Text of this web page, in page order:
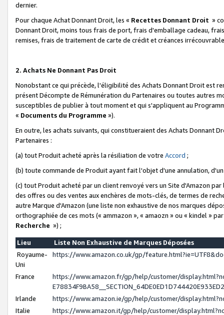
dernier.
Pour chaque Achat Donnant Droit, les « Recettes Donnant Droit »
Donnant Droit, moins tous frais de port, frais d'emballage cadeau,
remises, frais de traitement de carte de crédit et créances
2. Achats Ne Donnant Pas Droit
Nonobstant ce qui précède, l'éligibilité des Achats Donnant Droit est
présent Décompte de Rémunération du Partenaires ou toutes autres
susceptibles de publier à tout moment et qui s'appliquent au
« Documents du Programme »).
En outre, les achats suivants, qui constitueraient des Achats Donnant
Partenaires :
(a) tout Produit acheté après la résiliation de votre Accord ;
(b) toute commande de Produit ayant fait l'objet d'une annulation,
(c) tout Produit acheté par un client renvoyé vers un Site d'Amazon
des offres ou des ventes aux enchères de mots-clés, de termes de
autre Marque d'Amazon (une liste non exhaustive de nos marques
orthographiée de ces mots (« ammazon », « amaozn » ou « kindel »
Recherche ») ;
Lieu
Liste Non Exhaustive de Marques Déposées
Royaume-
Uni
https://www.amazon.co.uk/gp/
France
https://www.amazon.fr/gp/help/customer/
Irlande
https://www.amazon.ie/gp/help/customer/
Italie
https://www.amazon.it/gp/help/customer/